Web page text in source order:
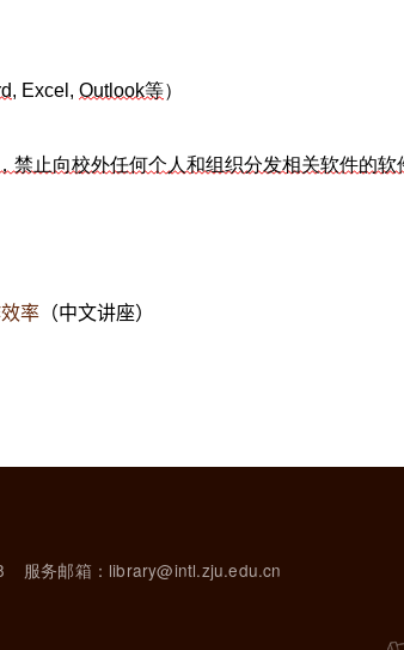
, Excel, Outlook等）
禁止向校外任何个人和组织分发相关软件的软
率 （中文讲座）
服务邮箱：library@intl.zju.edu.cn